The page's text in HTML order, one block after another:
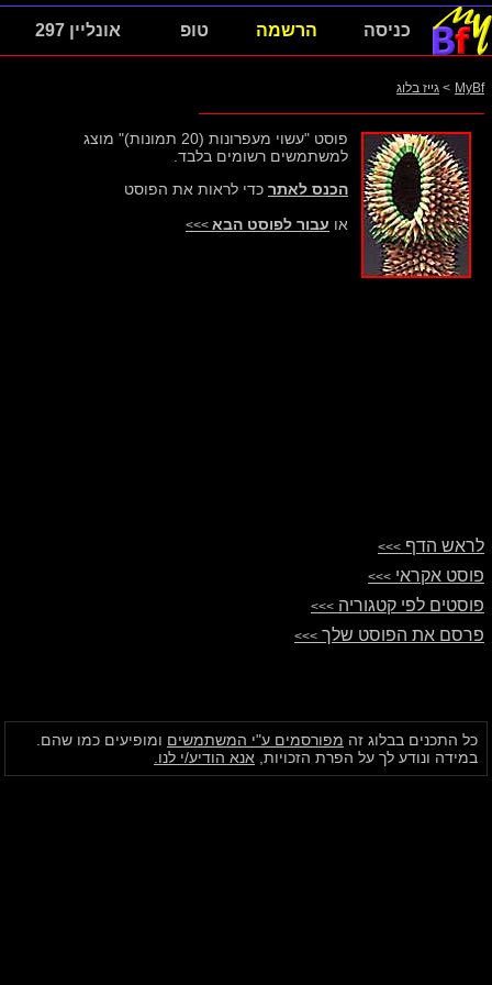
כניסה הרשמה טופ אונליין 297
MyBf
> גייז בלוג
פוסט "עשוי מעפרונות (20 תמונות)" מוצג
למשתמשים רשומים בלבד.
הכנס לאתר כדי לראות את הפוסט
או עבור לפוסט הבא >>>
לראש הדף >>>
פוסט אקראי >>>
פוסטים לפי קטגוריה >>>
פרסם את הפוסט שלך >>>
כל התכנים בבלוג זה מפורסמים ע"י המשתמשים ומופיעים כמו שהם.
במידה ונודע לך על הפרת הזכויות, אנא הודיע/י לנו.